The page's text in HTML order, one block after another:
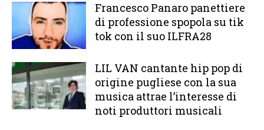
Francesco Panaro panettiere
di professione spopola su tik
tok con il suo ILFRA28
LIL VAN cantante hip pop di
origine pugliese con la sua
musica attrae l’interesse di
noti produttori musicali